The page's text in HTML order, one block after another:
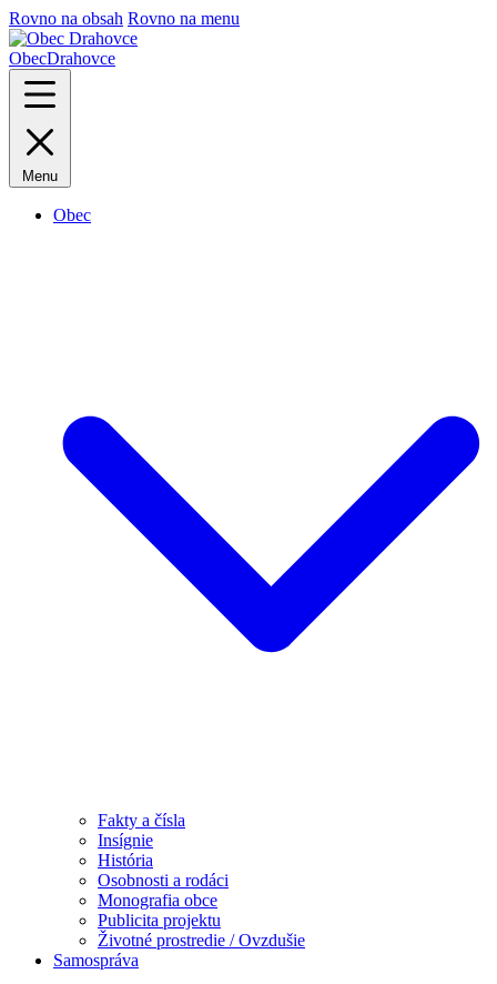
Rovno na obsah Rovno na menu
ObecDrahovce
Menu
Obec
Fakty a čísla
Insígnie
História
Osobnosti a rodáci
Monografia obce
Publicita projektu
Životné prostredie / Ovzdušie
Samospráva